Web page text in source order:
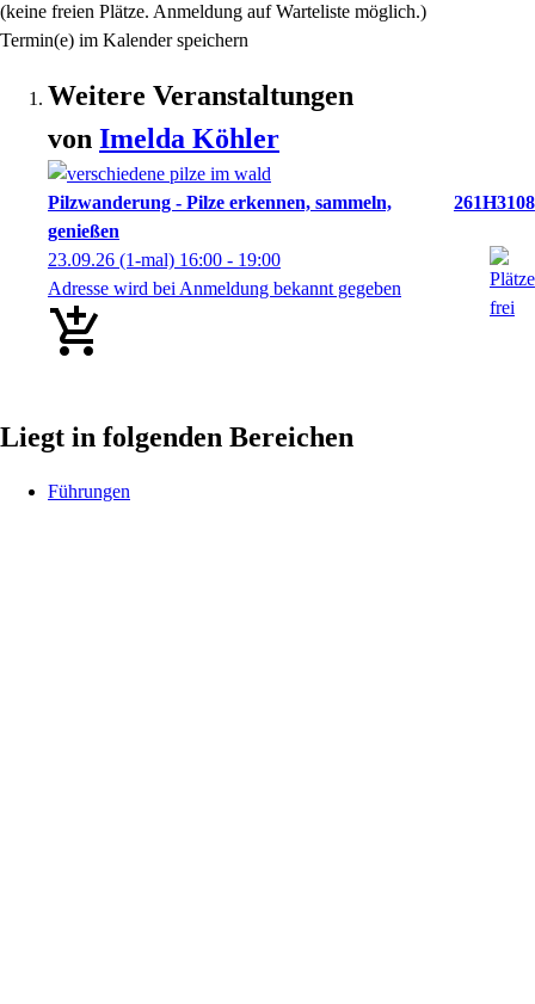
(keine freien Plätze. Anmeldung auf Warteliste möglich.)
Termin(e) im Kalender speichern
Weitere Veranstaltungen
von Imelda Köhler
Pilzwanderung - Pilze erkennen, sammeln,
genießen
261H3108
23.09.26 (1-mal) 16:00 - 19:00
Adresse wird bei Anmeldung bekannt gegeben
Liegt in folgenden Bereichen
Führungen